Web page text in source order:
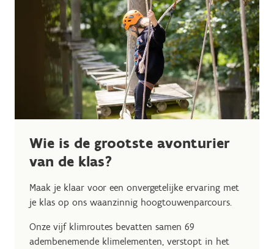
Wie is de grootste avonturier
van de klas?
Maak je klaar voor een onvergetelijke ervaring met
je klas op ons waanzinnig hoogtouwenparcours.
Onze vijf klimroutes bevatten samen 69
adembenemende klimelementen, verstopt in het